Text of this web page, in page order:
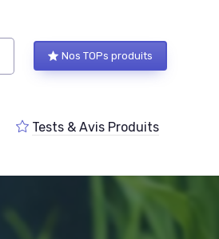
Nos TOPs produits
Tests & Avis Produits